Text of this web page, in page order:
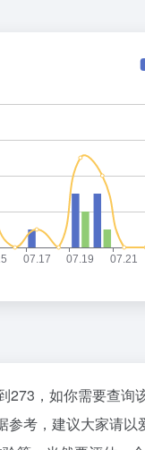
273，如你需要查询
参考，建议大家请